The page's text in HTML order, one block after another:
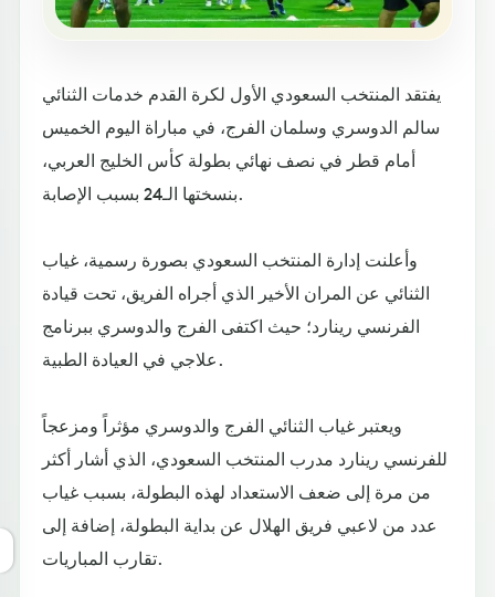
يفتقد المنتخب السعودي الأول لكرة القدم خدمات الثنائي
سالم الدوسري وسلمان الفرج، في مباراة اليوم الخميس
أمام قطر في نصف نهائي بطولة كأس الخليج العربي،
بنسختها الـ24 بسبب الإصابة.
وأعلنت إدارة المنتخب السعودي بصورة رسمية، غياب
الثنائي عن المران الأخير الذي أجراه الفريق، تحت قيادة
الفرنسي رينارد؛ حيث اكتفى الفرج والدوسري ببرنامج
علاجي في العيادة الطبية.
ويعتبر غياب الثنائي الفرج والدوسري مؤثراً ومزعجاً
للفرنسي رينارد مدرب المنتخب السعودي، الذي أشار أكثر
من مرة إلى ضعف الاستعداد لهذه البطولة، بسبب غياب
عدد من لاعبي فريق الهلال عن بداية البطولة، إضافة إلى
تقارب المباريات.